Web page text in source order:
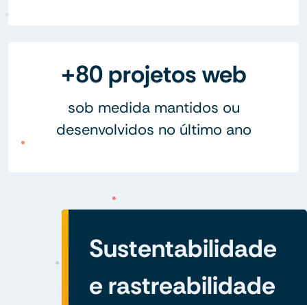
+80 projetos web
sob medida mantidos ou
desenvolvidos no último ano
Sustentabilidade
e rastreabilidade